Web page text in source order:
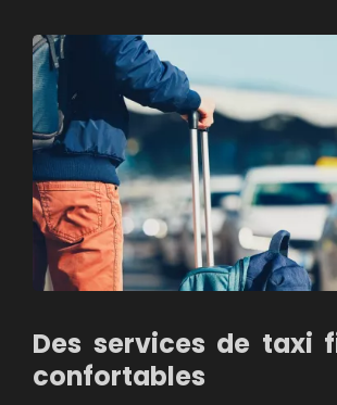
Des services de taxi
confortables